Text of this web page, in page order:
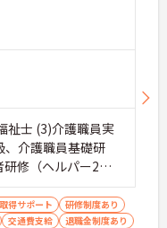
祉士 (3)介護職員実
、介護職員基礎研
修（ヘルパー2
※普通自動車免許
得サポート
研修制度あり
交通費支給 退職金制度あり